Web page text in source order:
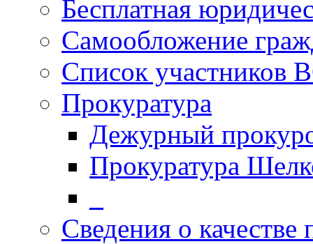
Бесплатная
Самообложение
Список участников
Прокуратура
Дежурный
Прокуратура
Сведения о качестве